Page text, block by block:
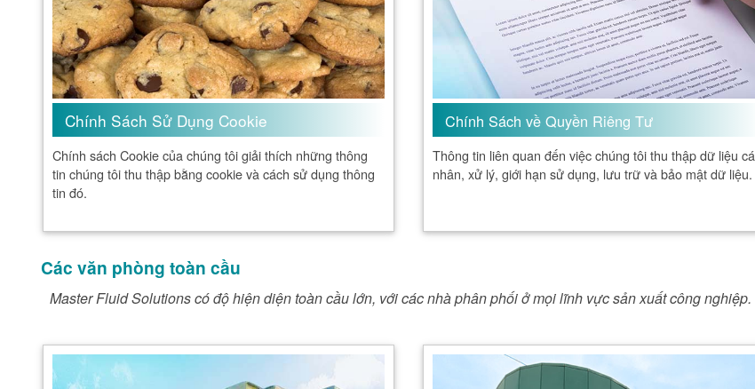
Chính Sách Sử Dụng Cookie
Chính sách Cookie của chúng tôi giải thích những thông
tin chúng tôi thu thập bằng cookie và cách sử dụng thông
tin đó.
Chính Sách về Quyền Riêng Tư
Thông tin liên quan đến việc chúng tôi thu thập dữ liệu cá
nhân, xử lý, giới hạn sử dụng, lưu trữ và bảo mật dữ liệu.
Các văn phòng toàn cầu
Master Fluid Solutions có độ hiện diện toàn cầu lớn, với các nhà phân phối ở mọi lĩnh vực sản xuất công nghiệp.